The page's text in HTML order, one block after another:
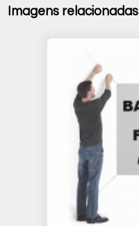
Imagens relacionadas